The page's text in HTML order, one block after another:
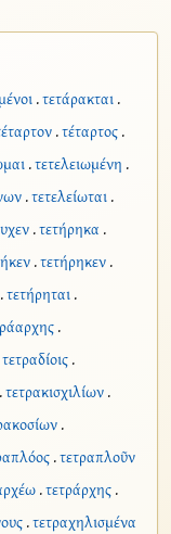
.τετάρακται.
.τέταρτος.
.τετελειωμένη .
.τετελείωται.
.τετήρηκα .
.τετήρηκεν.
.τετήρηται.
.
τετραδίοις.
.τετρακισχιλίων.
.
.τετραπλοῦν
.τετράρχης.
.τετραχηλισμένα